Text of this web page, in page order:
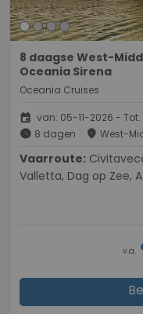
8 daagse West-
Oceania Sirena
Oceania Cruises
event van: 05-11-2026 - Tot:
schedule 8 dagen place West-
Vaarroute:
Valletta, Dag op Zee,
v.a.